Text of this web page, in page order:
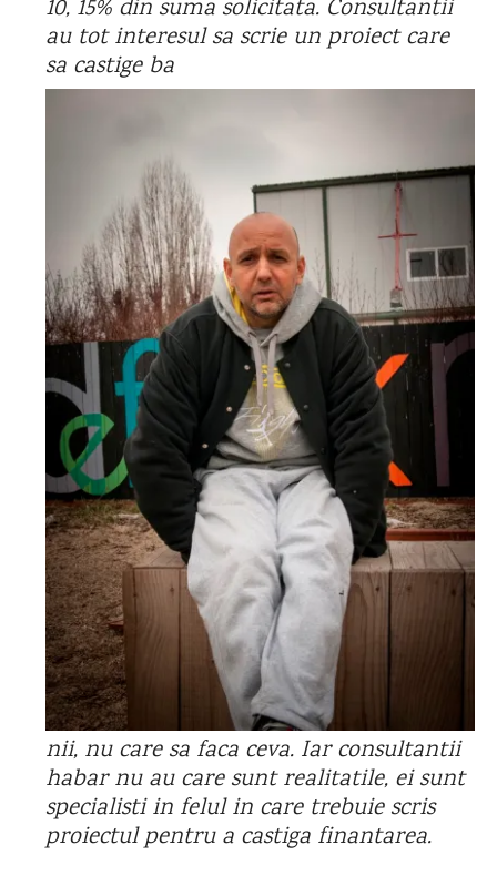
10, 15% din suma solicitata. Consultantii
au tot interesul sa scrie un proiect care
sa castige ba
nii, nu care sa faca ceva. Iar consultantii
habar nu au care sunt realitatile, ei sunt
specialisti in felul in care trebuie scris
proiectul pentru a castiga finantarea.